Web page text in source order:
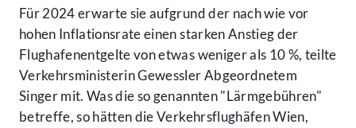
Für 2024 erwarte sie aufgrund der nach wie vor
hohen Inflationsrate einen starken Anstieg der
Flughafenentgelte von etwas weniger als 10 %, teilte
Verkehrsministerin Gewessler Abgeordnetem
Singer mit. Was die so genannten "Lärmgebühren"
betreffe, so hätten die Verkehrsflughäfen Wien,